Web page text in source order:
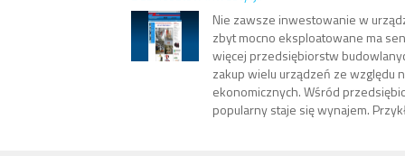
Nie zawsze inwestowanie w
zbyt mocno eksploatowane ma
więcej przedsiębiorstw
zakup wielu urządzeń ze względu
ekonomicznych. Wśród
popularny staje się wynajem.